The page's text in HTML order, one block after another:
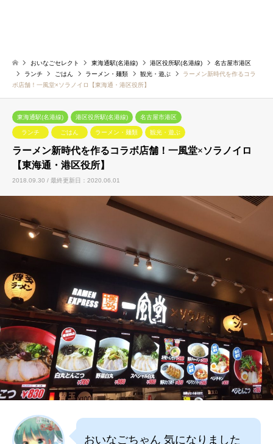
おいなごセレクト 東海通駅(名港線) 港区役所駅(名港線)
名古屋市港区
ランチ
ごはん ラーメン・麺類 観光・遊ぶ
ラーメン新時代を作るコラ
ボ店舗！一風堂×ソラノイロ【東海通・港区役所】
東海通駅(名港線) 港区役所駅(名港線) 名古屋市港区
ランチ ごはん ラーメン・麺類 観光・遊ぶ
ラーメン新時代を作るコラボ店舗！一風堂×ソラノイロ
【東海通・港区役所】
2018.09.30 / 最終更新日：2020.06.01
おいなごちゃん 気になりました